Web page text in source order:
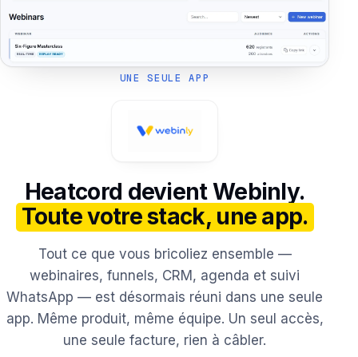
UNE SEULE APP
Heatcord devient Webinly.
Toute votre stack, une app.
Tout ce que vous bricoliez ensemble —
webinaires, funnels, CRM, agenda et suivi
WhatsApp — est désormais réuni dans une seule
app. Même produit, même équipe. Un seul accès,
une seule facture, rien à câbler.